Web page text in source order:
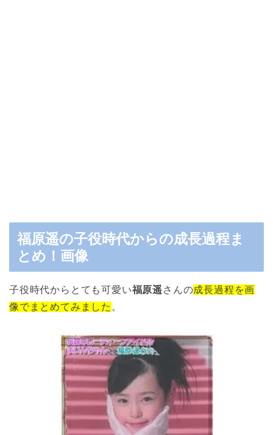
福原遥の子役時代からの成長過程ま
とめ！画像
子役時代からとても可愛い福原遥さんの成長過程を画
像でまとめてみました 。